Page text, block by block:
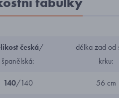
česká/
španělská:
délka zad od
krku:
140/140 56 cm